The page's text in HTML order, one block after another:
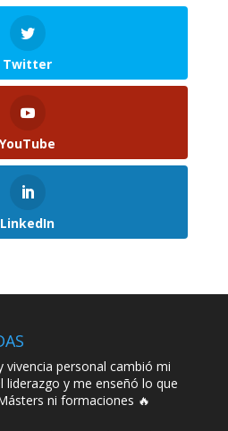
Twitter
YouTube
LinkedIn
vivencia personal cambió mi
liderazgo y me enseñó lo que
ni formaciones 🔥